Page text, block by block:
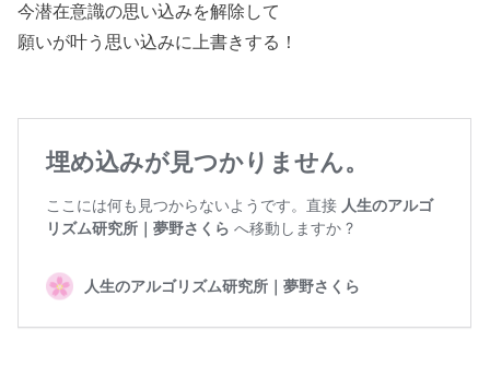
今潜在意識の思い込みを解除して
願いが叶う思い込みに上書きする！